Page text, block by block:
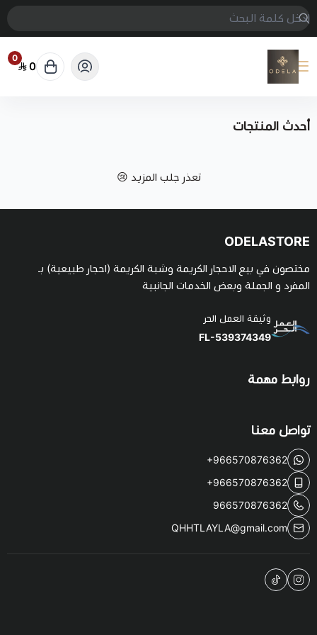
ODELASTORE
0
0
أحدث المنتجات
تعذر جلب المزيد 😢
ODELASTORE
مختصون في بيع الاحجار الكريمة وشبة الكريمة (احجار طبيعية) بـ
المفرد و الجملة وبعض الخدمات الجانبية
وثيقة العمل الحر
FL-539374349
روابط مهمة
تواصل معنا
+966570876362
+966570876362
966570876362
QHHTLAYLA@gmail.com